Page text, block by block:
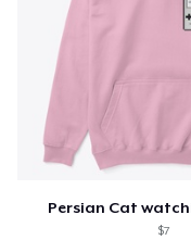
Persian Cat
$7